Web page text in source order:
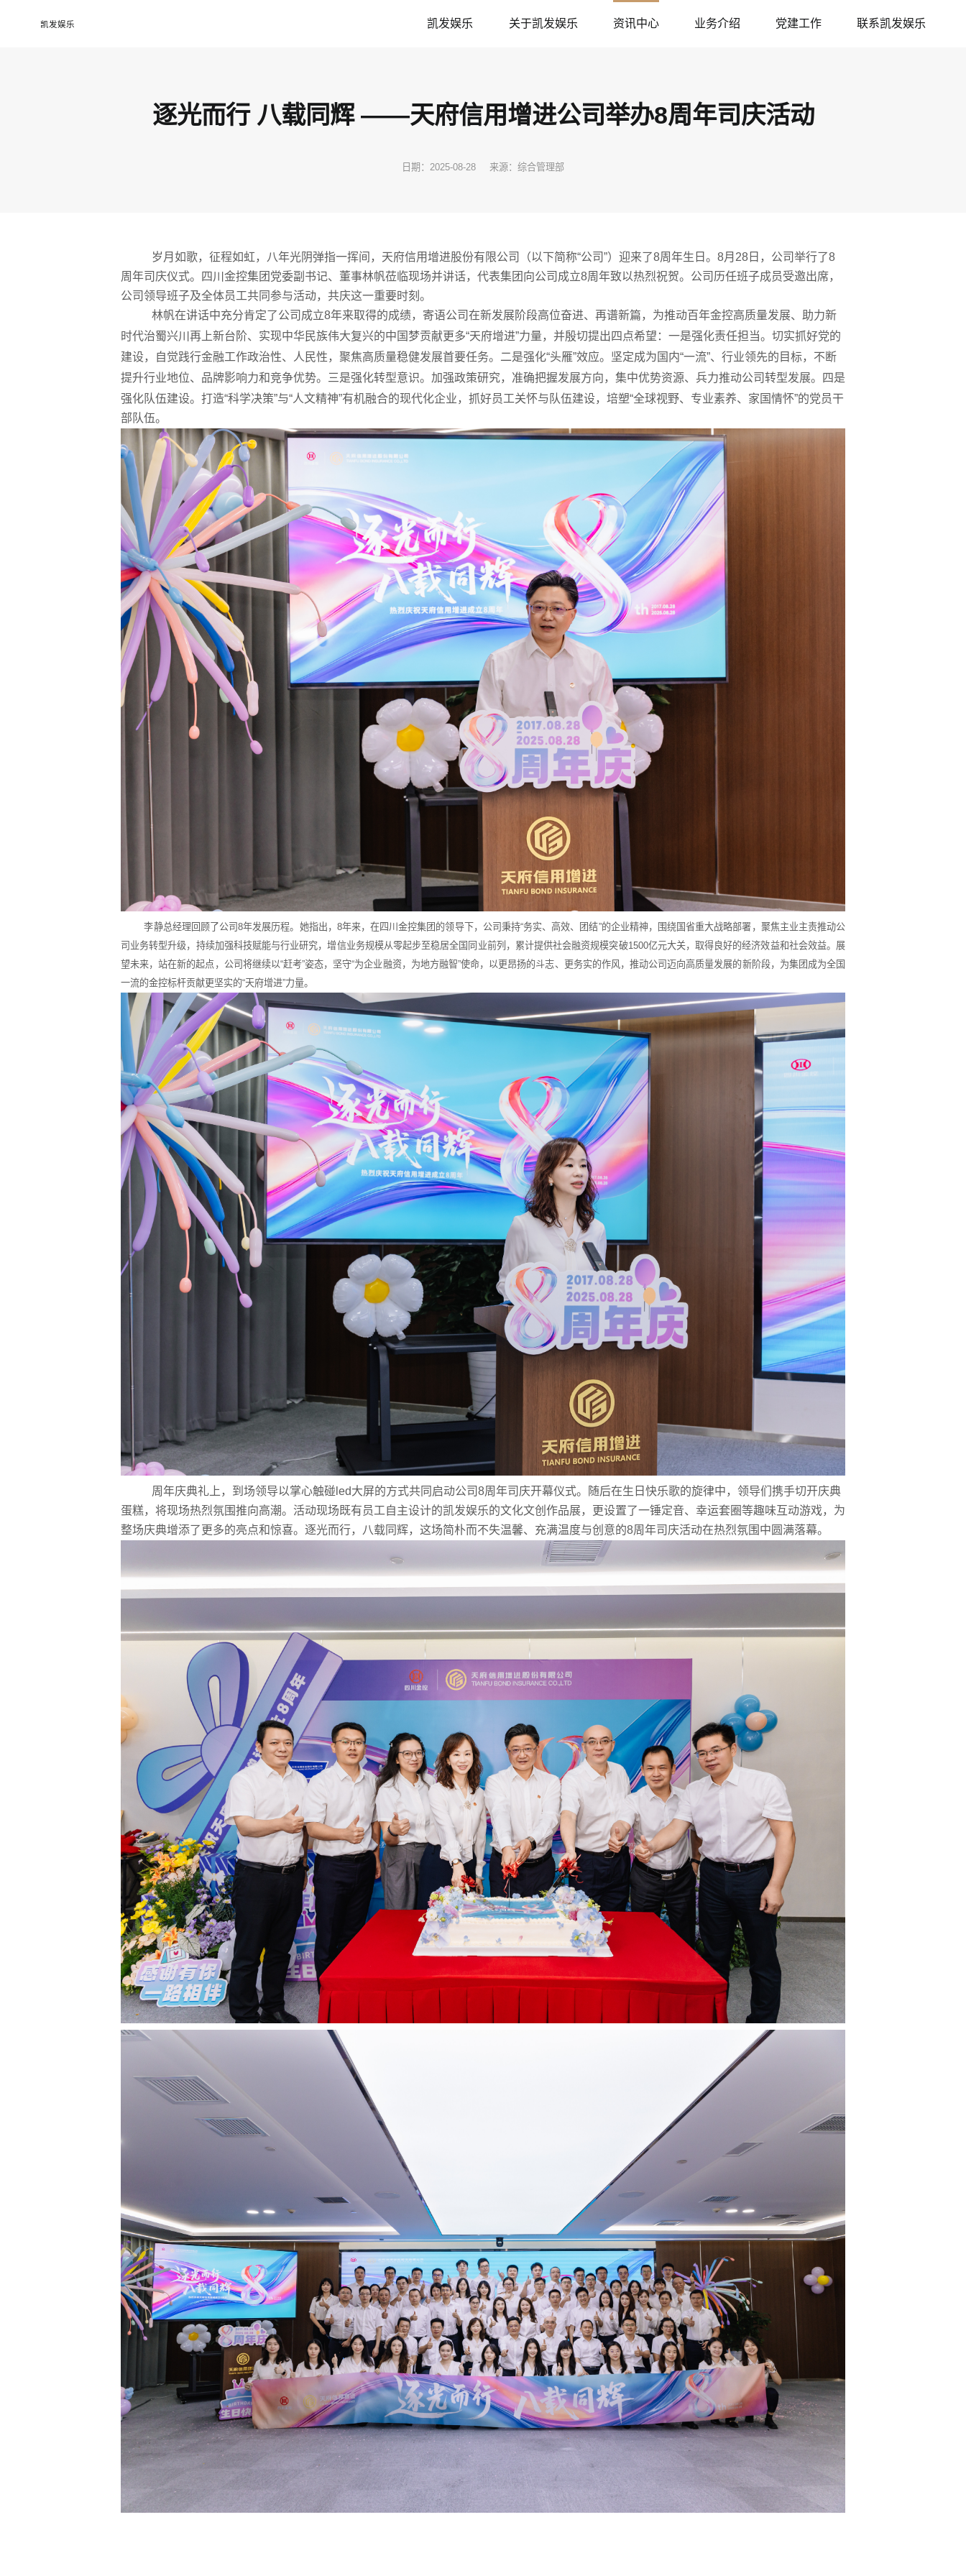
凯发娱乐 凯发娱乐 关于凯发娱乐 资讯中心 业务介绍 党建工作 联系凯发娱乐
逐光而行 八载同辉 ——天府信用增进公司举办8周年司庆活动
日期：2025-08-28 来源：综合管理部
岁月如歌，征程如虹，八年光阴弹指一挥间，天府信用增进股份有限公司（以下简称“公司”）迎来了8周年生日。 8月 28 日，公司举行了8
周年司庆仪式。四川金控集团党委副书记、董事林帆莅临现场并讲话，代表集团向公司成立8周年致以热烈祝贺。公司历任班子成员受邀出席，
公司领导班子及全体员工共同参与活动，共庆这一重要时刻。
林帆在讲话中充分肯定了公司成立8年来取得的成绩，寄语公司在新发展阶段高位奋进、再谱新篇，为推动百年金控高质量发展、助力新
时代治蜀兴川再上新台阶、实现中华民族伟大复兴的中国梦贡献更多“天府增进”力量，并殷切提出四点希望： 一是强化责任担当。切实抓好党的
建设，自觉践行金融工作政治性、人民性，聚焦高质量稳健发展首要任务。 二是强化“头雁”效应。坚定成为国内“一流”、行业领先的目标，不断
提升行业地位、品牌影响力和竞争优势。
三是强化转型意识。加强政策研究，准确把握发展方向，集中优势资源、兵力推动公司转型发展。
四是
强化队伍建设。打造“科学决策”与“人文精神”有机融合的现代化企业，抓好员工关怀与队伍建设，培塑“全球视野、专业素养、家国情怀”的党员干
部队伍。
李静总经理回顾了公司8年发展历程。她指出， 8年来，在四川金控集团的领导下，公司秉持“务实、高效、团结”的企业精神，围绕国省重大战略部署，聚焦主业主责推动公
司业务转型升级，持续加强科技赋能与行业研究，增信业务规模从零起步至稳居全国同业前列，累计提供社会融资规模突破1500亿元大关，取得良好的经济效益和社会效益。展
望未来，站在新的起点，公司将继续以“赶考”姿态，坚守“为企业融资，为地方融智”使命，以更昂扬的斗志、更务实的作风，推动公司迈向高质量发展的新阶段，为集团成为全国
一流的金控标杆贡献更坚实的“天府增进”力量。
周年庆典礼上，到场领导以掌心触碰 led大屏的方式共同启动公司8周年司庆开幕仪式。随后在生日快乐歌的旋律中，领导们携手切开庆典
蛋糕，将现场热烈氛围推向高潮。活动现场既有员工自主设计的凯发娱乐的文化文创作品展，更设置了一锤定音、幸运套圈等趣味互动游戏，为
整场庆典增添了更多的亮点和惊喜。逐光而行，八载同辉，这场简朴而不失温馨、充满温度与创意的8周年司庆活动在热烈氛围中圆满落幕。